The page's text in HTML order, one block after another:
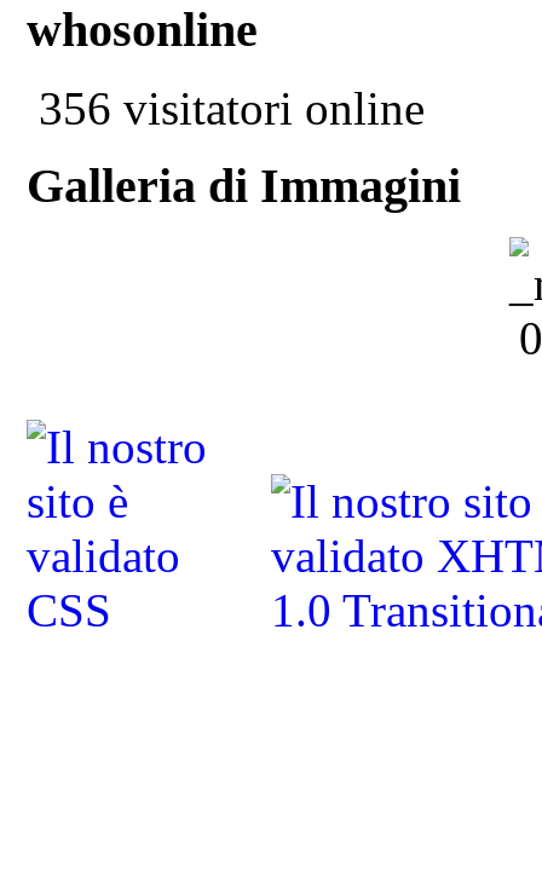
whosonline
356 visitatori online
Galleria di Immagini